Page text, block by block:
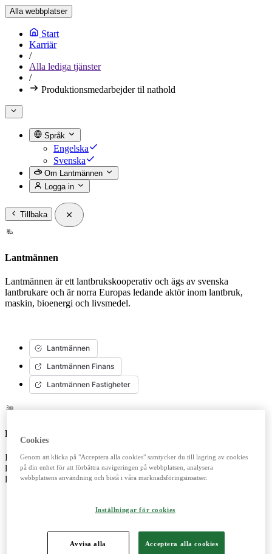
Alla webbplatser
Start
Karriär
/
Alla lediga tjänster
/
Produktionsmedarbejder til nathold
Språk
Engelska
Svenska
Om Lantmännen
Logga in
Tillbaka
Lantmännen
Lantmännen är ett lantbrukskooperativ och ägs av svenska
lantbrukare och är norra Europas ledande aktör inom lantbruk,
maskin, bioenergi och livsmedel.
Lantmännen
Lantmännen Finans
Lantmännen Fastigheter
Lantbruk
Erbjuder produkter och tjänster för ett starkt och konkurrenskraftigt
lantbruk. Importerar, marknadsför, säljer och underhåller
lantbrukssmaskiner.
Cookies
Genom att klicka på "Acceptera alla cookies" samtycker du till lagring av cookies
på din enhet för att förbättra navigeringen på webbplatsen, analysera
webbplatsens användning och bistå i våra marknadsföringsinsatser.
Inställningar för cookies
Avvisa alla Acceptera alla cookies